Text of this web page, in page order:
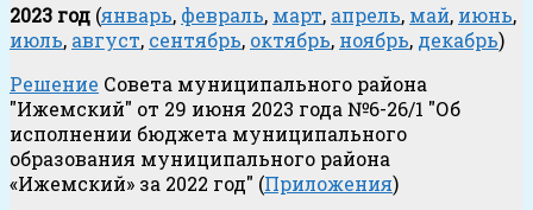
2023 год (январь, февраль, март, апрель, май, июнь,
июль, август, сентябрь, октябрь, ноябрь, декабрь)
Решение Совета муниципального района
"Ижемский" от 29 июня 2023 года №6-26/1 "Об
исполнении бюджета муниципального
образования муниципального района
«Ижемский» за 2022 год" (Приложения)